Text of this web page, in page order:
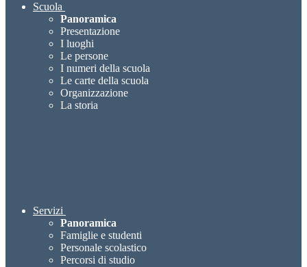
Scuola
Panoramica
Presentazione
I luoghi
Le persone
I numeri della scuola
Le carte della scuola
Organizzazione
La storia
Servizi
Panoramica
Famiglie e studenti
Personale scolastico
Percorsi di studio